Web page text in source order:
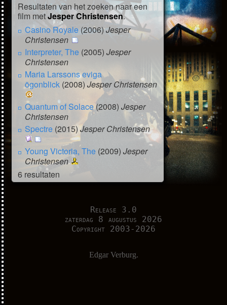
Resultaten van het zoeken naar een
film metJesper Christensen.
Casino Royale (2006)Jesper
Christensen
Interpreter, The (2005) Jesper
Christensen
Maria Larssons eviga
ögonblick (2008) Jesper Christensen
Quantum of Solace(2008) Jesper
Christensen
Spectre (2015) Jesper Christensen
Young Victoria, The (2009) Jesper
Christensen
6 resultaten
Release 3.0
zaterdag 8 augustus 2026
Copyright 2003-2026
Edgar Verburg.